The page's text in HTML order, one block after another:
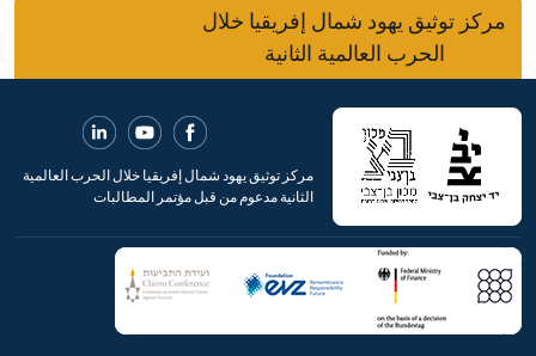
مركز توثيق يهود شمال إفريقيا خلال
الحرب العالمية الثانية
مركز توثيق يهود شمال إفريقيا خلال الحرب العالمية
الثانية مدعوم من قبل مؤتمر المطالبات